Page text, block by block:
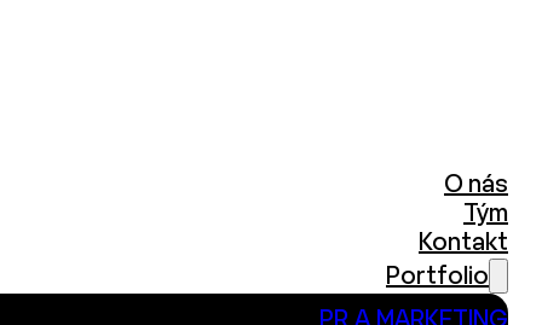
O nás
Tým
Kontakt
Portfolio